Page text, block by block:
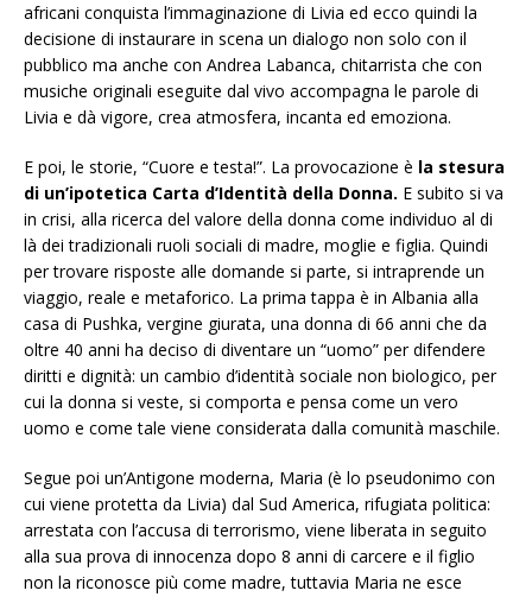
africani conquista l’immaginazione di Livia ed ecco quindi la
decisione di instaurare in scena un dialogo non solo con il
pubblico ma anche con Andrea Labanca, chitarrista che con
musiche originali eseguite dal vivo accompagna le parole di
Livia e dà vigore, crea atmosfera, incanta ed emoziona.
E poi, le storie, “Cuore e testa!”. La provocazione è la stesura
di un’ipotetica Carta d’Identità della Donna. E subito si va
in crisi, alla ricerca del valore della donna come individuo al di
là dei tradizionali ruoli sociali di madre, moglie e figlia. Quindi
per trovare risposte alle domande si parte, si intraprende un
viaggio, reale e metaforico. La prima tappa è in Albania alla
casa di Pushka, vergine giurata, una donna di 66 anni che da
oltre 40 anni ha deciso di diventare un “uomo” per difendere
diritti e dignità: un cambio d’identità sociale non biologico, per
cui la donna si veste, si comporta e pensa come un vero
uomo e come tale viene considerata dalla comunità maschile.
Segue poi un’Antigone moderna, Maria (è lo pseudonimo con
cui viene protetta da Livia) dal Sud America, rifugiata politica:
arrestata con l’accusa di terrorismo, viene liberata in seguito
alla sua prova di innocenza dopo 8 anni di carcere e il figlio
non la riconosce più come madre, tuttavia Maria ne esce